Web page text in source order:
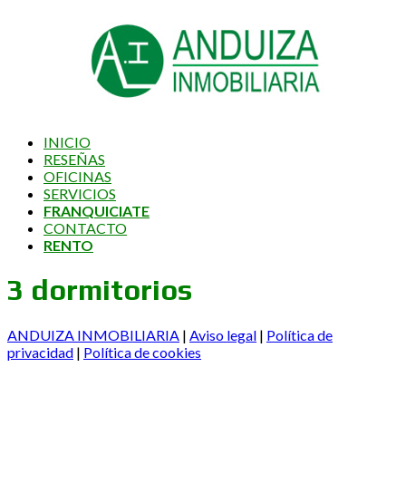
INICIO
RESEÑAS
OFICINAS
SERVICIOS
FRANQUICIATE
CONTACTO
RENTO
3 dormitorios
ANDUIZA INMOBILIARIA | Aviso legal | Política de
privacidad | Política de cookies